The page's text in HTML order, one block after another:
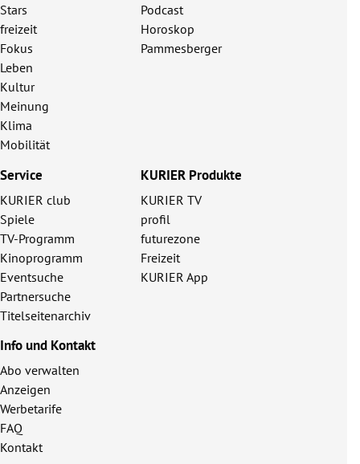
Stars
freizeit
Fokus
Leben
Kultur
Meinung
Klima
Mobilität
Podcast
Horoskop
Pammesberger
Service
KURIER club
Spiele
TV-Programm
Kinoprogramm
Eventsuche
Partnersuche
Titelseitenarchiv
KURIER Produkte
KURIER TV
profil
futurezone
Freizeit
KURIER App
Info und Kontakt
Abo verwalten
Anzeigen
Werbetarife
FAQ
Kontakt